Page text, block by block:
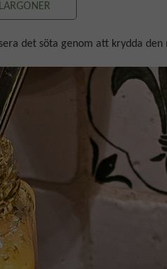
det söta genom att krydda